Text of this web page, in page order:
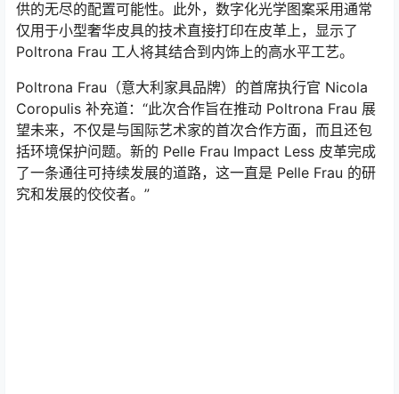
Chrome，这是一种带有彩虹色的紫蓝色，在光线照射下会
发出彩虹色的闪光。